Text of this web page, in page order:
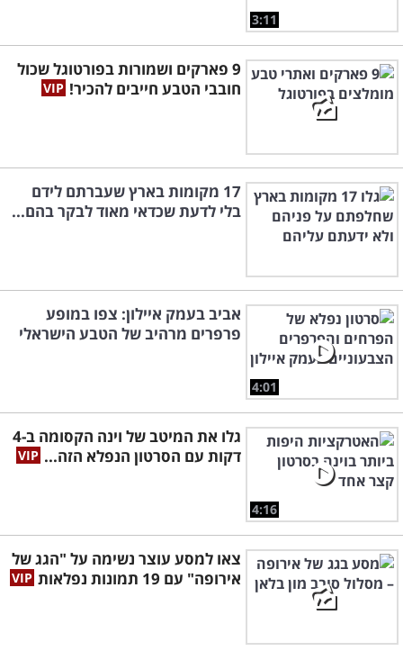
3:11
9 פארקים ושמורות בפורטוגל שכול
חובבי הטבע חייבים להכיר!
17 מקומות בארץ שעברתם לידם
בלי לדעת שכדאי מאוד לבקר בהם...
4:01
אביב בעמק איילון: צפו במופע
פרפרים מרהיב של הטבע הישראלי
4:16
גלו את המיטב של וינה הקסומה ב-4
דקות עם הסרטון הנפלא הזה...
צאו למסע עוצר נשימה על "הגג של
אירופה" עם 19 תמונות נפלאות